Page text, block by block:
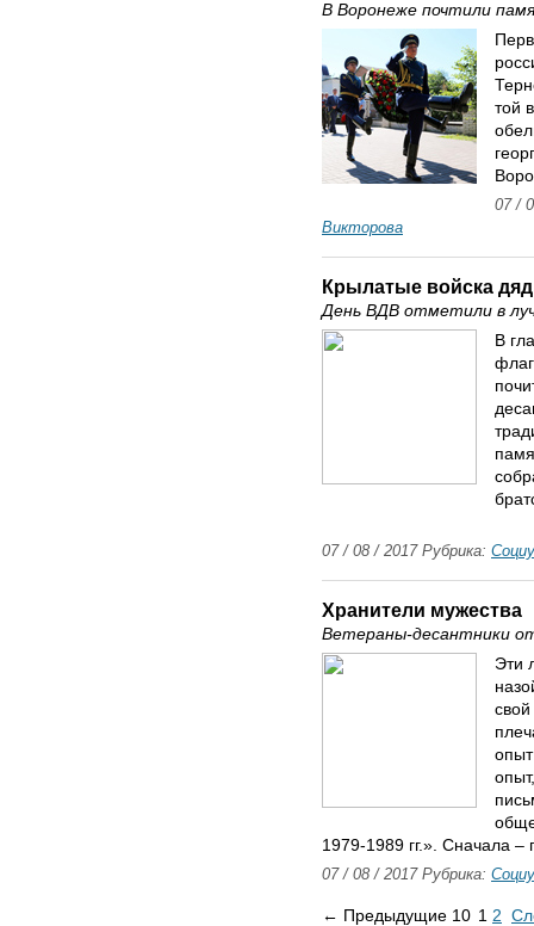
В Воронеже почтили
той
07 /
Викторова
Крылатые войска
День ВДВ отметили в
В
07 / 08 / 2017 Рубрика:
Хранители мужества
Ветераны-десантники
Эти
1979-1989 гг.». Сначала –
07 / 08 / 2017 Рубрика:
← Предыдущие 10 1 2